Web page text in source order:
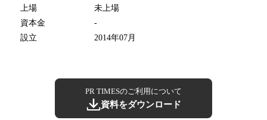
上場
未上場
資本金
-
設立
2014年07月
PR TIMESのご利用について
資料をダウンロード